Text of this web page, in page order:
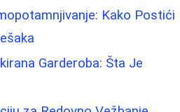
Kako Postići
Garderoba: Šta Je